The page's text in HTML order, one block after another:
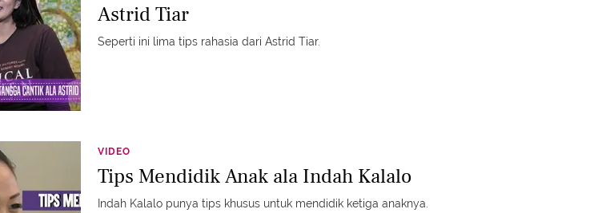
Astrid Tiar
Seperti ini lima tips rahasia dari Astrid Tiar.
VIDEO
Tips Mendidik Anak ala Indah Kalalo
Indah Kalalo punya tips khusus untuk mendidik ketiga anaknya.